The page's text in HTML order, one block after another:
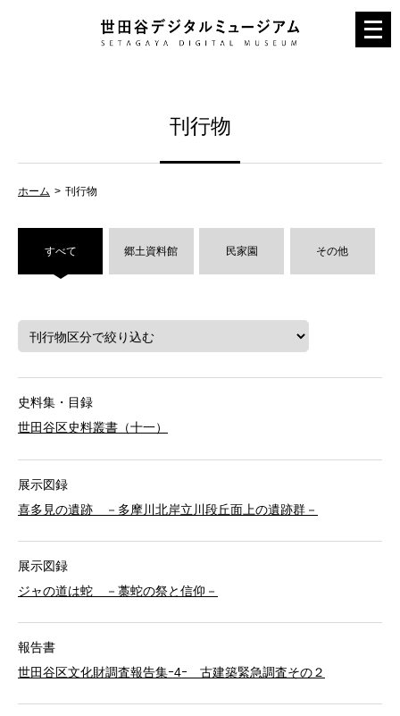
メ
ニ
刊行物
ホーム 刊行物
すべて 郷土資料館 民家園 その他
史料集・目録
世田谷区史料叢書（十一）
展示図録
喜多見の遺跡 －多摩川北岸立川段丘面上の遺跡群－
展示図録
ジャの道は蛇 －藁蛇の祭と信仰－
報告書
世田谷区文化財調査報告集ｰ4ｰ 古建築緊急調査その２